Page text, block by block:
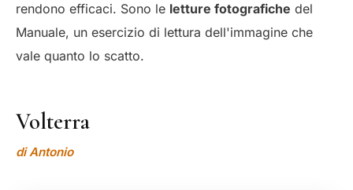
rendono efficaci. Sono le letture fotografiche del
Manuale, un esercizio di lettura dell'immagine che
vale quanto lo scatto.
Volterra
di Antonio